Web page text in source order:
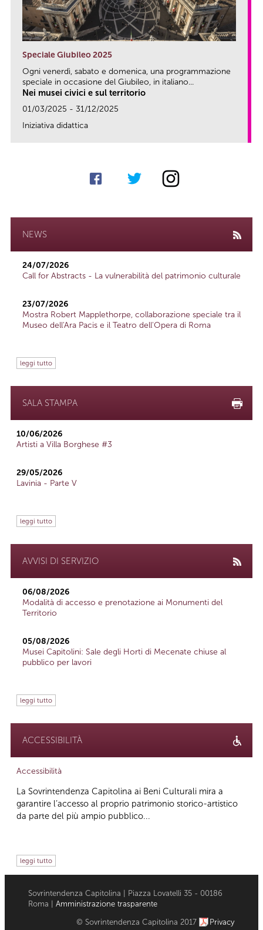
Speciale Giubileo 2025
Ogni venerdì, sabato e domenica, una programmazione
speciale in occasione del Giubileo, in italiano...
Nei musei civici e sul territorio
01/03/2025 - 31/12/2025
Iniziativa didattica
NEWS
24/07/2026
Call for Abstracts - La vulnerabilità del patrimonio culturale
23/07/2026
Mostra Robert Mapplethorpe, collaborazione speciale tra il
Museo dell'Ara Pacis e il Teatro dell'Opera di Roma
leggi tutto
SALA STAMPA
10/06/2026
Artisti a Villa Borghese #3
29/05/2026
Lavinia - Parte V
leggi tutto
AVVISI DI SERVIZIO
06/08/2026
Modalità di accesso e prenotazione ai Monumenti del
Territorio
05/08/2026
Musei Capitolini: Sale degli Horti di Mecenate chiuse al
pubblico per lavori
leggi tutto
ACCESSIBILITÀ
Accessibilità
La Sovrintendenza Capitolina ai Beni Culturali mira a
garantire l’accesso al proprio patrimonio storico-artistico
da parte del più ampio pubblico...
leggi tutto
Sovrintendenza Capitolina | Piazza Lovatelli 35 - 00186
Roma | Amministrazione trasparente
© Sovrintendenza Capitolina 2017 Privacy